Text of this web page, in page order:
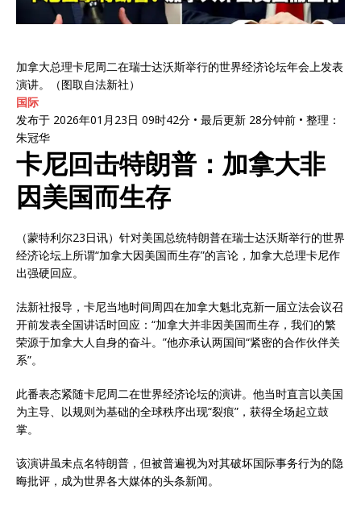
加拿大总理卡尼周二在瑞士达沃斯举行的世界经济论坛年会上发表
演讲。（图取自法新社）
国际
发布于 2026年01月23日 09时42分 • 最后更新 28分钟前 • 整理：
朱冠华
卡尼回击特朗普：加拿大非
因美国而生存
（蒙特利尔23日讯）针对美国总统特朗普在瑞士达沃斯举行的世界
经济论坛上所谓“加拿大因美国而生存”的言论，加拿大总理卡尼作
出强硬回应。
法新社报导，卡尼当地时间周四在加拿大魁北克新一届立法会议召
开前发表全国讲话时回应：“加拿大并非因美国而生存，我们的繁
荣源于加拿大人自身的奋斗。”他亦承认两国间“紧密的合作伙伴关
系”。
此番表态紧随卡尼周二在世界经济论坛的演讲。他当时直言以美国
为主导、以规则为基础的全球秩序出现“裂痕”，获得全场起立鼓
掌。
该演讲虽未点名特朗普，但被普遍视为对其破坏国际事务行为的隐
晦批评，成为世界各大媒体的头条新闻。